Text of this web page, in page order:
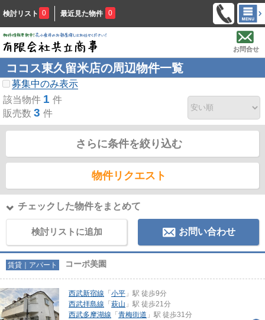
検討リスト 0 最近見た物件 0
お問合せ
ココス東久留米店の周辺物件一覧
募集中のみ表示
該当物件 1 件
販売数 3 件
さらに条件を絞り込む
物件リクエスト
チェックした物件をまとめて
検討リストに追加 お問い合わせ
賃貸｜アパート コーポ美園
西武新宿線 「 小平 」駅 徒歩9分
西武拝島線 「 萩山 」駅 徒歩21分
西武多摩湖線 「 青梅街道 」駅 徒歩31分